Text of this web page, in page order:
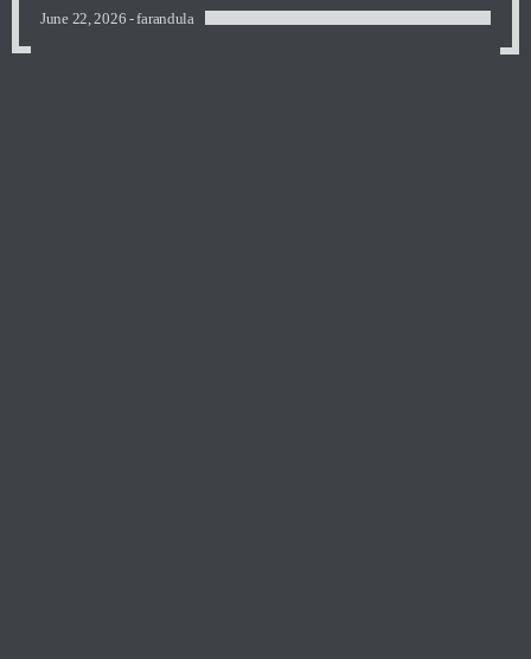
June 22, 2026 -farandula